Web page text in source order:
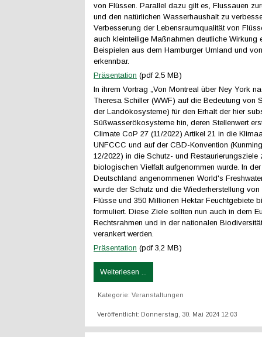
von Flüssen. Parallel dazu gilt es, Flussauen
und den natürlichen Wasserhaushalt zu
Verbesserung der Lebensraumqualität von
auch kleinteilige Maßnahmen deutliche Wirkung
Beispielen aus dem Hamburger Umland und
erkennbar.
Präsentation (pdf 2,5 MB)
In ihrem Vortrag „Von Montreal über Ney York
Theresa Schiller (WWF) auf die Bedeutung von
der Landökosysteme) für den Erhalt der hier
Süßwasserökosysteme hin, deren Stellenwert
Climate CoP 27 (11/2022) Artikel 21 in die
UNFCCC und auf der CBD-Konvention
12/2022) in die Schutz- und Restaurierungsziele
biologischen Vielfalt aufgenommen wurde. In
Deutschland angenommenen World's
wurde der Schutz und die Wiederherstellung von
Flüsse und 350 Millionen Hektar Feuchtgebiete
formuliert. Diese Ziele sollten nun auch in dem
Rechtsrahmen und in der nationalen
verankert werden.
Präsentation (pdf 3,2 MB)
Weiterlesen ...
Kategorie: Veranstaltungen
Veröffentlicht: Donnerstag, 30. Mai 2024 12:03